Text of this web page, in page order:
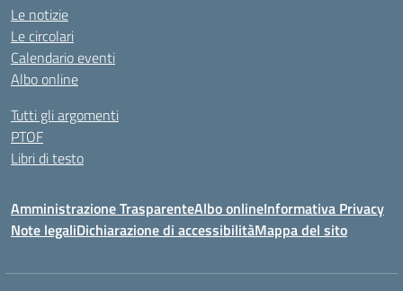
Le notizie
Le circolari
Calendario eventi
Albo online
Tutti gli argomenti
PTOF
Libri di testo
Amministrazione TrasparenteAlbo onlineInformativa Privacy
Note legaliDichiarazione di accessibilitàMappa del sito